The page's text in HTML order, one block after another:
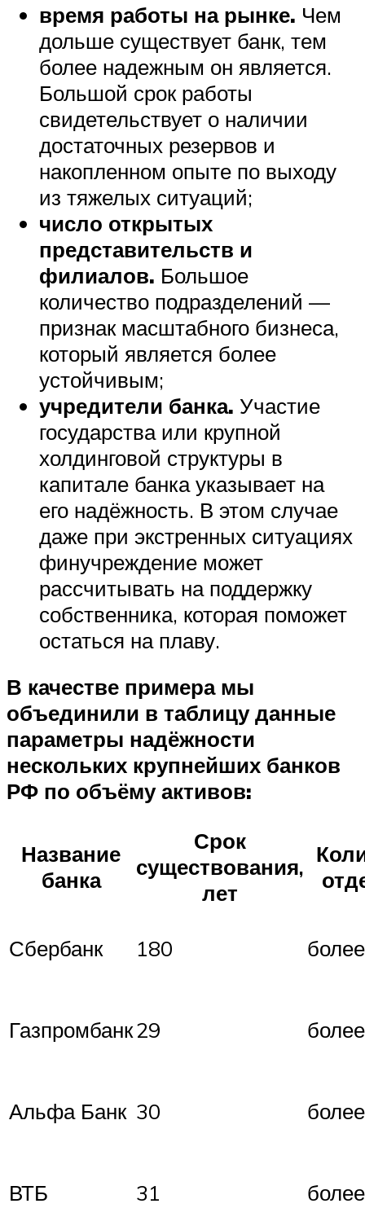
время работы на рынке. Чем
дольше существует банк, тем
более надежным он является.
Большой срок работы
свидетельствует о наличии
достаточных резервов и
накопленном опыте по выходу
из тяжелых ситуаций;
число открытых
представительств и
филиалов. Большое
количество подразделений —
признак масштабного бизнеса,
который является более
устойчивым;
учредители банка. Участие
государства или крупной
холдинговой структуры в
капитале банка указывает на
его надёжность. В этом случае
даже при экстренных ситуациях
финучреждение может
рассчитывать на поддержку
собственника, которая поможет
остаться на плаву.
В качестве примера мы
объединили в таблицу данные
параметры надёжности
нескольких крупнейших банков
РФ по объёму активов:
Название
банка
Срок
существования,
лет
Сбербанк 180
Газпромбанк29
Альфа Банк 30
ВТБ 31